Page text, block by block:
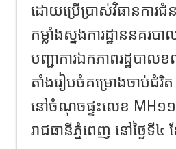
ដោយប្រើប្រាស់វិធានការជំ
កម្លាំងស្នងការដ្ឋាននគ
បញ្ជាការឯកភាពរដ្ឋបាល
តាំងរៀបចំគម្រោងចាប់ជំ
នៅចំណុចផ្ទះលេខ MH១១
រាជធានីភ្នំពេញ នៅថ្ងៃទី